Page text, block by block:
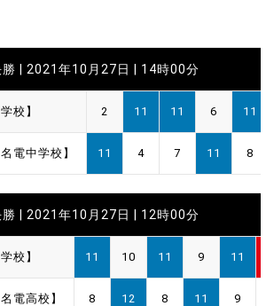
勝 | 2021年10月27日 | 14時00分
校】 2 11 11 6 11
電中学校】 11 4 7 11 8
勝 | 2021年10月27日 | 12時00分
校】 11 10 11 9 11
電高校】 8 12 8 11 9